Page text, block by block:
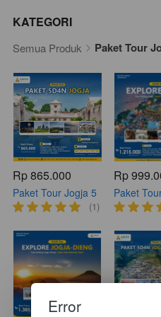
KATEGORI
Semua Produk Paket Tour
Rp 865.000
Paket Tour Jogja 5
Hari 4 Malam Hot(1)
Rp
Paket
Hari 4
Error